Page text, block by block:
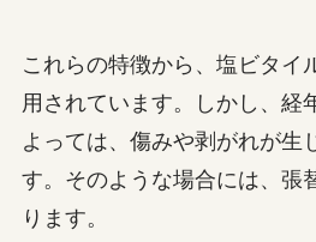
これらの特徴から、塩ビタイ
用されています。しかし、経
よっては、傷みや剥がれが生
す。そのような場合には、張
ります。